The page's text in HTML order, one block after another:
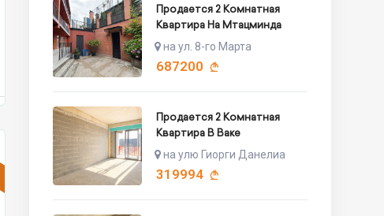
Продается 2 Комнатная
Квартира На Мтацминда
на ул. 8-го Марта
687200
Продается 2 Комнатная
Квартира В Ваке
на улю Гиорги Данелиа
319994